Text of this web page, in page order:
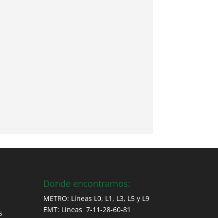
Donde encontrarnos:
METRO: Líneas L0, L1, L3, L5 y L9
EMT: Líneas 7-11-28-60-81